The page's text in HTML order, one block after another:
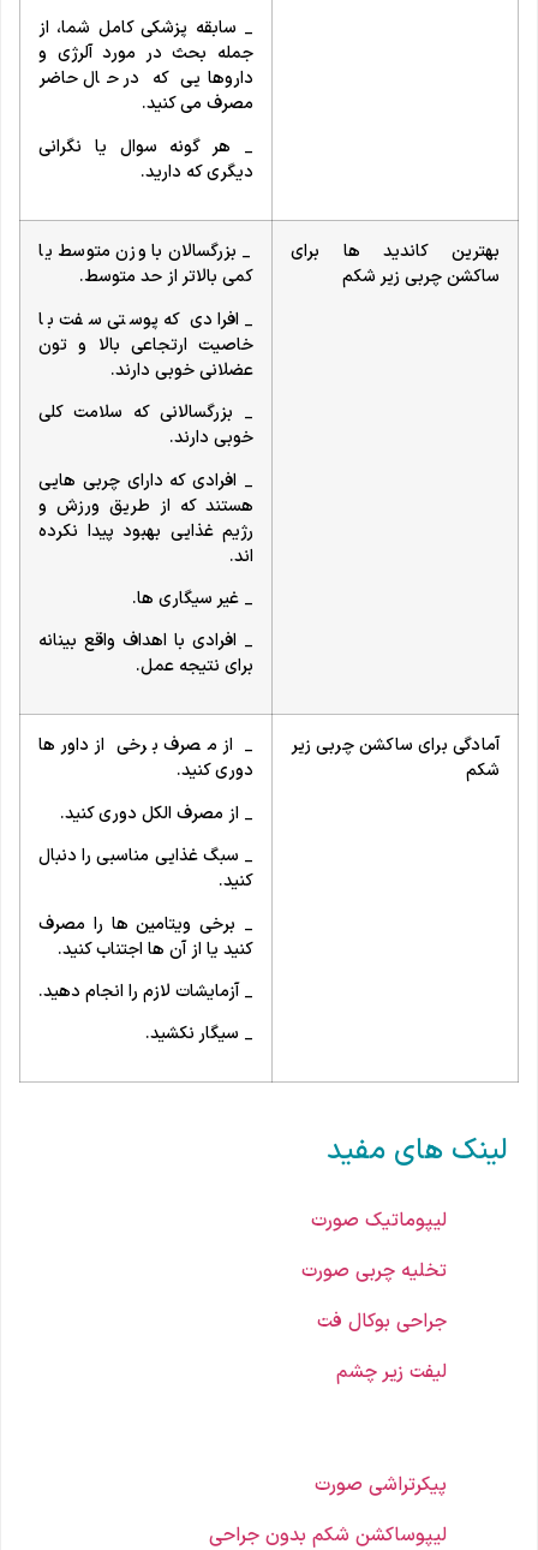
_ سابقه پزشکی کامل شما، از
جمله بحث در مورد آلرژی و
داروهایی که در حال حاضر
مصرف می کنید.
_ هر گونه سوال یا نگرانی
دیگری که دارید.
بهترین کاندید ها برای
ساکشن چربی زیر شکم
_ بزرگسالان با وزن متوسط یا
کمی بالاتر از حد متوسط.
_ افرادی که پوستی سفت با
خاصیت ارتجاعی بالا و تون
عضلانی خوبی دارند.
_ بزرگسالانی که سلامت کلی
خوبی دارند.
_ افرادی که دارای چربی هایی
هستند که از طریق ورزش و
رژیم غذایی بهبود پیدا نکرده
اند.
_ غیر سیگاری ها.
_ افرادی با اهداف واقع بینانه
برای نتیجه عمل.
آمادگی برای ساکشن چربی زیر
شکم
_ از مصرف برخی از داورها
دوری کنید.
_ از مصرف الکل دوری کنید.
_ سبگ غذایی مناسبی را دنبال
کنید.
_ برخی ویتامین ها را مصرف
کنید یا از آن ها اجتناب کنید.
_ آزمایشات لازم را انجام دهید.
_ سیگار نکشید.
لینک های مفید
لیپوماتیک صورت
تخلیه چربی صورت
جراحی بوکال فت
لیفت زیر چشم
پیکرتراشی صورت
لیپوساکشن شکم بدون جراحی